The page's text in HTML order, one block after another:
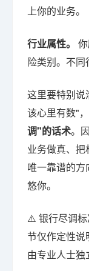
上你的业务。
行业属性。
险类别。不同
这里要特别
该心里有数"，
调"的话术。
业务做真、
唯一靠谱的
悠你。
⚠️ 银行尽调标
节仅作定性说
由专业人士独